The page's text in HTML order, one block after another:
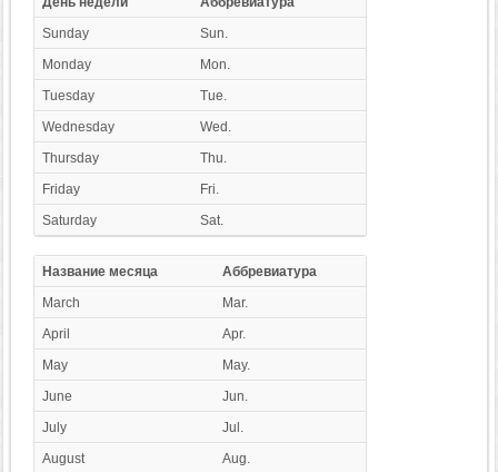
Sunday
Sun.
Monday
Mon.
Tuesday
Tue.
Wednesday
Wed.
Thursday
Thu.
Friday
Fri.
Saturday
Sat.
Название месяца
Аббревиатура
March
Mar.
April
Apr.
May
May.
June
Jun.
July
Jul.
August
Aug.